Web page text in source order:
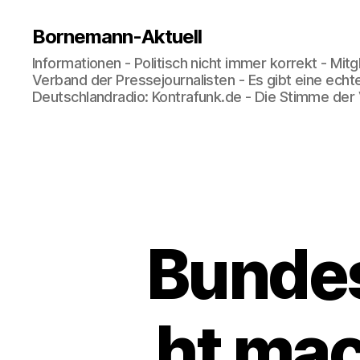
Bornemann-Aktuell
Informationen - Politisch nicht immer korrekt -
Verband der Pressejournalisten - Es gibt eine
Deutschlandradio: Kontrafunk.de - Die Stimme der